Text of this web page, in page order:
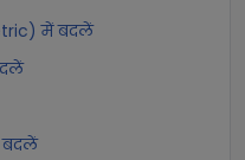
में बदलें
बदलें